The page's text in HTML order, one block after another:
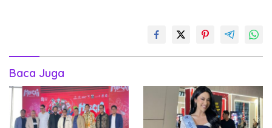
Baca Juga